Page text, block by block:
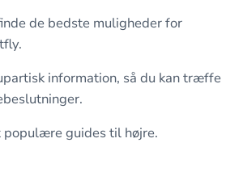
de bedste muligheder for
information, så du kan træffe
populære guides til højre.